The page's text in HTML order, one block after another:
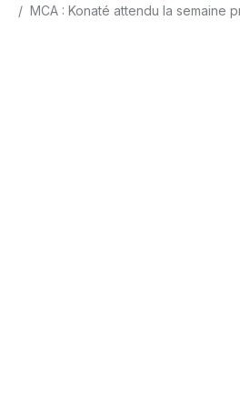
MCA : Konaté attendu la semaine